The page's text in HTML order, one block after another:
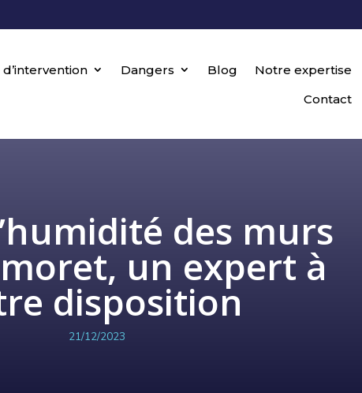
Dangers Blog
Notre expertise
Contact
des murs
un expert à
disposition
21/12/2023